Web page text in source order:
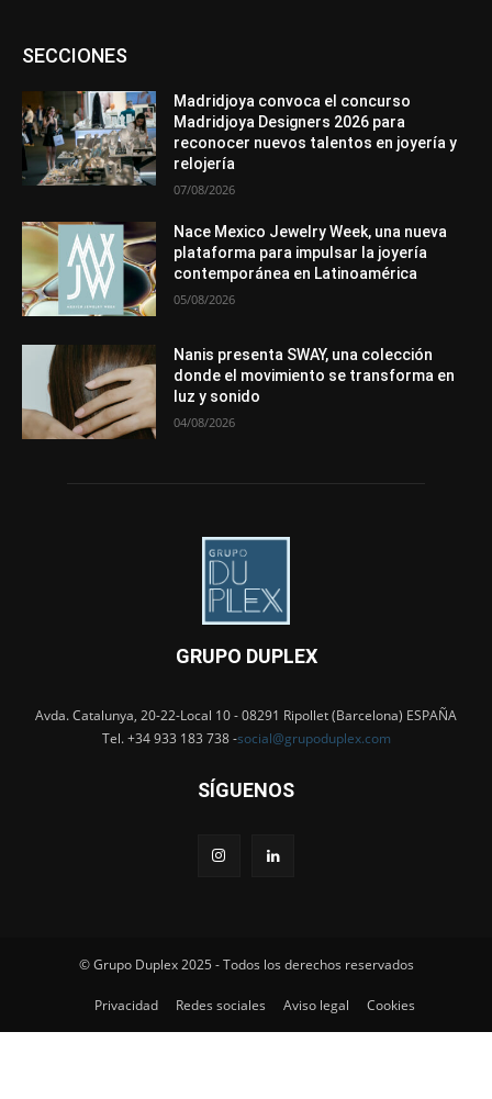
SECCIONESAsociaciones
Entrevistas
Mundo Técnico
Novedades Opiniones
Perspectiva
Premios
Secciones Sin categoría
Más
Madridjoya convoca el concurso
Madridjoya Designers 2026 para
reconocer nuevos talentos en joyería y
relojería
07/08/2026
Nace Mexico Jewelry Week, una nueva
plataforma para impulsar la joyería
contemporánea en Latinoamérica
05/08/2026
Nanis presenta SWAY, una colección
donde el movimiento se transforma en
luz y sonido
04/08/2026
GRUPO DUPLEX
Avda. Catalunya, 20-22-Local 10 - 08291 Ripollet (Barcelona) ESPAÑA
Tel. +34 933 183 738 -social@grupoduplex.com
SÍGUENOS
© Grupo Duplex 2025 - Todos los derechos reservados
Privacidad Redes sociales Aviso legal Cookies